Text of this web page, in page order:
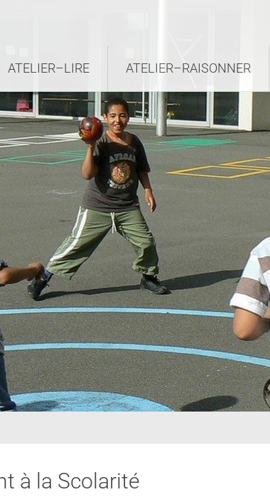
ATELIER–LIRE ATELIER–RAISONNER
à la Scolarité